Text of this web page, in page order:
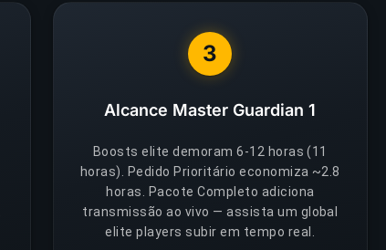
3
Alcance Master Guardian 1
Boosts elite demoram 6-12 horas (11
horas). Pedido Prioritário economiza ~2.8
horas. Pacote Completo adiciona
transmissão ao vivo — assista um global
elite players subir em tempo real.